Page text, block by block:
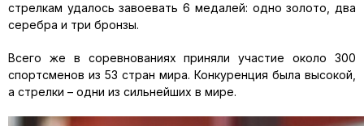
стрелкам удалось завоевать 6 медалей: одно золото, два
серебра и три бронзы.
Всего же в соревнованиях приняли участие около 300
спортсменов из 53 стран мира. Конкуренция была высокой,
а стрелки – одни из сильнейших в мире.